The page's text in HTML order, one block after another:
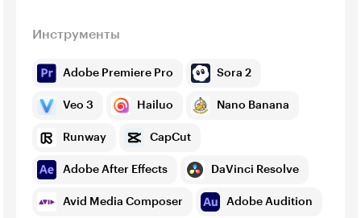
Инструменты
Adobe Premiere Pro Sora 2
Veo 3 Hailuo Nano Banana
Runway CapCut
Adobe After Effects DaVinci Resolve
Avid Media Composer Adobe Audition